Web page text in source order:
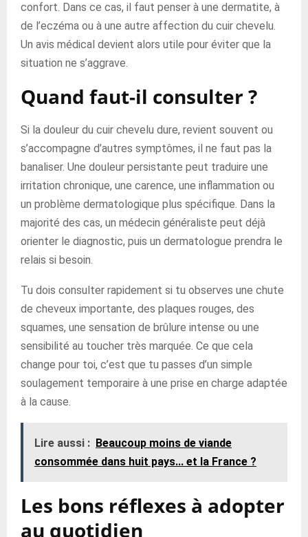
confort. Dans ce cas, il faut penser à une dermatite, à
de l’eczéma ou à une autre affection du cuir chevelu.
Un avis médical devient alors utile pour éviter que la
situation ne s’aggrave.
Quand faut-il consulter ?
Si la douleur du cuir chevelu dure, revient souvent ou
s’accompagne d’autres symptômes, il ne faut pas la
banaliser. Une douleur persistante peut traduire une
irritation chronique, une carence, une inflammation ou
un problème dermatologique plus spécifique. Dans la
majorité des cas, un médecin généraliste peut déjà
orienter le diagnostic, puis un dermatologue prendra le
relais si besoin.
Tu dois consulter rapidement si tu observes une chute
de cheveux importante, des plaques rouges, des
squames, une sensation de brûlure intense ou une
sensibilité au toucher très marquée. Ce que cela
change pour toi, c’est que tu passes d’un simple
soulagement temporaire à une prise en charge adaptée
à la cause.
Lire aussi : Beaucoup moins de viande
consommée dans huit pays... et la France ?
Les bons réflexes à adopter
au quotidien